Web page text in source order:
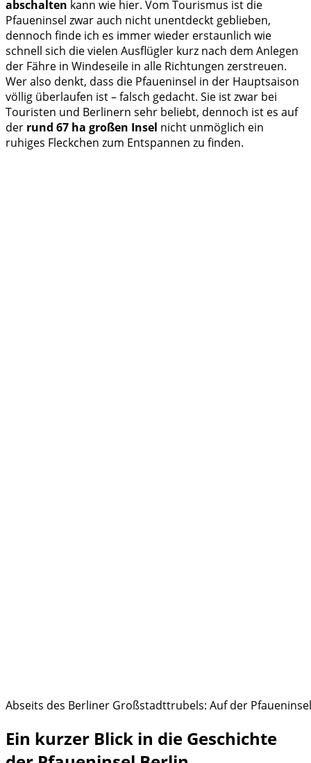
abschalten kann wie hier. Vom Tourismus ist die
Pfaueninsel zwar auch nicht unentdeckt geblieben,
dennoch finde ich es immer wieder erstaunlich wie
schnell sich die vielen Ausflügler kurz nach dem Anlegen
der Fähre in Windeseile in alle Richtungen zerstreuen.
Wer also denkt, dass die Pfaueninsel in der Hauptsaison
völlig überlaufen ist – falsch gedacht. Sie ist zwar bei
Touristen und Berlinern sehr beliebt, dennoch ist es auf
der rund 67 ha großen Insel nicht unmöglich ein
ruhiges Fleckchen zum Entspannen zu finden.
Abseits des Berliner Großstadttrubels: Auf der
Ein kurzer Blick in die Geschichte